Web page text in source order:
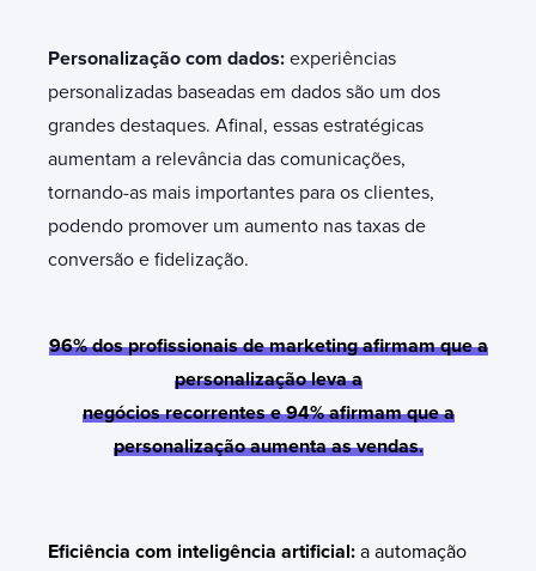
Personalização com dados: experiências
personalizadas baseadas em dados são um dos
grandes destaques. Afinal, essas estratégicas
aumentam a relevância das comunicações,
tornando-as mais importantes para os clientes,
podendo promover um aumento nas taxas de
conversão e fidelização.
96% dos profissionais de marketing afirmam que a
personalização leva a
negócios recorrentes e 94% afirmam que a
personalização aumenta as vendas.
Eficiência com inteligência artificial: a automação